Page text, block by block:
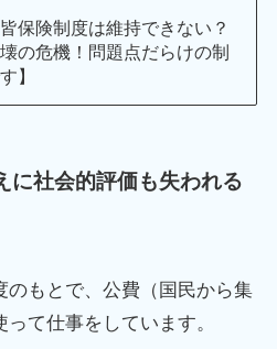
保険制度は維持できない？
壊の危機！問題点だらけの制
】
に社会的評価も失われる
のもとで、公費（国民から集
て仕事をしています。